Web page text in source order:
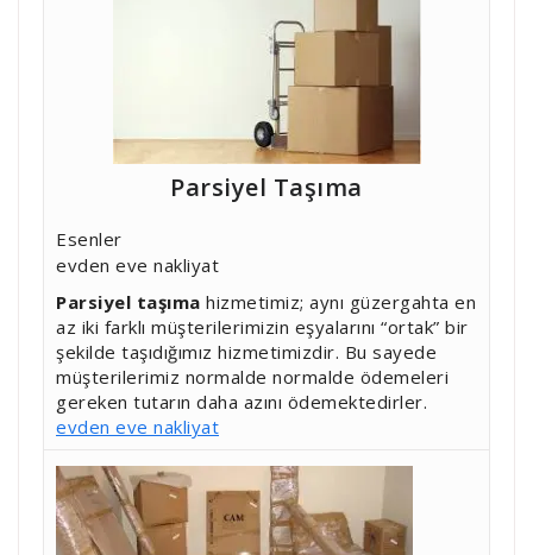
Parsiyel Taşıma
Esenler
evden eve nakliyat
Parsiyel taşıma hizmetimiz; aynı güzergahta en
az iki farklı müşterilerimizin eşyalarını “ortak” bir
şekilde taşıdığımız hizmetimizdir. Bu sayede
müşterilerimiz normalde normalde ödemeleri
gereken tutarın daha azını ödemektedirler.
evden eve nakliyat